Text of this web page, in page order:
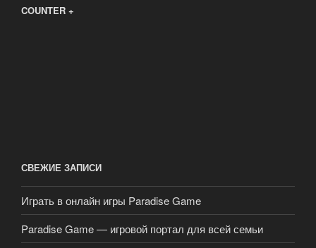
COUNTER +
СВЕЖИЕ ЗАПИСИ
Играть в онлайн игры Paradise Game
Paradise Game — игровой портал для всей семьи